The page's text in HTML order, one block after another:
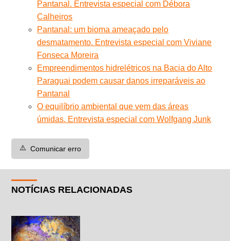
Pantanal. Entrevista especial com Débora
Calheiros
Pantanal: um bioma ameaçado pelo
desmatamento. Entrevista especial com Viviane
Fonseca Moreira
Empreendimentos hidrelétricos na Bacia do Alto
Paraguai podem causar danos irreparáveis ao
Pantanal
O equilíbrio ambiental que vem das áreas
úmidas. Entrevista especial com Wolfgang Junk
⚠️ Comunicar erro
NOTÍCIAS RELACIONADAS